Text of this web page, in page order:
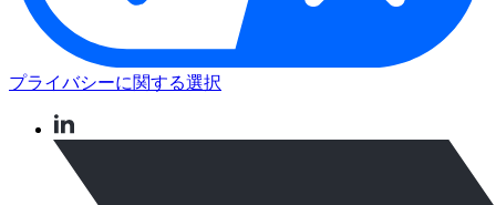
プライバシーに関する選択